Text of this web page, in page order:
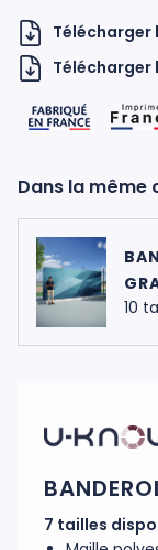
UKNOW
Télécharger
Télécharger
Dans la même
10
7 tailles